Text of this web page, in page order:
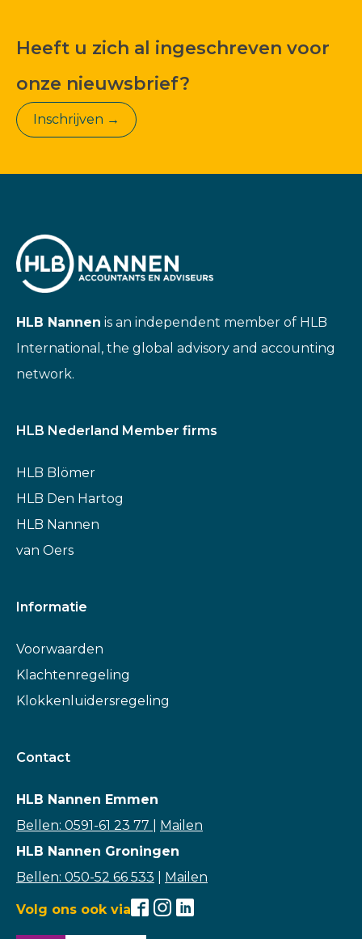
Heeft u zich al ingeschreven voor
onze nieuwsbrief?
Inschrijven →
HLB Nannen is an independent member of HLB
International, the global advisory and accounting
network.
HLB Nederland Member firms
HLB Blömer
HLB Den Hartog
HLB Nannen
van Oers
Informatie
Voorwaarden
Klachtenregeling
Klokkenluidersregeling
Contact
HLB Nannen Emmen
Bellen: 0591-61 23 77
Mailen
HLB Nannen Groningen
Bellen: 050-52 66 533
Mailen
Volg ons ook via